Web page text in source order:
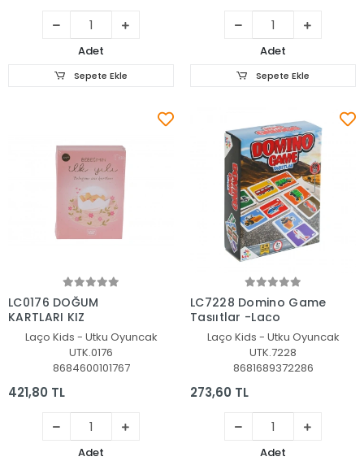
Adet
Sepete Ekle
Adet
Sepete Ekle
Sepete Ekle
LC0176 DOĞUM
KARTLARI KIZ
Laço Kids - Utku Oyuncak
UTK.0176
8684600101767
421,80 TL
Adet
Sepete Ekle
LC7228 Domino Game
Taşııtlar -Laço
Laço Kids - Utku Oyuncak
UTK.7228
8681689372286
273,60 TL
Adet